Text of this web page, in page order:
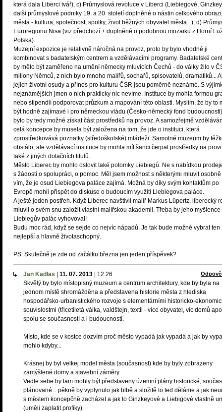
která dala Liberci tvář), c) Průmyslová revoluce v Liberci (Liebiegové,
další průmyslové podniky 19. a 20. století doplněné o nástin celkového
města - kultura, společnost, spolky, život běžných obyvatel města...), d)
Euroregionu Nisa (viz předchozí + doplněné o podobnou mozaiku z Horní
Polska).
Muzejní expozice je relativně náročná na provoz, proto by bylo vhodné ji
kombinovat s badatelským centrem a vzdělávacími programy. Badatelské
by mělo být zaměřeno na umění německy mluvících Čechů - do války žilo v
miliony Němců, z nich bylo mnoho malířů, sochařů, spisovatelů, dramatiků...
jejich životní osudy a přínos pro kulturu ČSR jsou poměrně neznámé. S
nejznámějších jmen o nich prakticky nic nevíme. Instituce by mohla formou
nebo stipendií podporovat průzkum a mapování této oblasti. Myslím, že by to
být hodně zajímavé i pro německou vládu (Česko-německý fond
bylo by tedy možné získat část prostředků na provoz. A samozřejmě
celá koncepce by musela být založena na tom, že jde o instituci, která
zprostředkovává poznatky (středoškolské) mládeži. Samotné muzeum by
obstálo, ale vzdělávací instituce by mohla mít šanci čerpat prostředky na
také z jiných dotačních titulů.
Město Liberec by mohlo oslovit také potomky Liebiegů. Ne s nabídkou
s žádostí o spolupráci, o pomoc. Měl jsem možnost s některými mluvit osobně
vím, že je osud Liebiegova paláce zajímá. Možná by díky svým kontaktům po
Evropě mohli přispět do diskuse o budoucím využití Liebiegova paláce.
A ještě jeden postřeh. Když Liberec navštívil malíř Markus Lüpertz, liberecký
mluvil o svém snu založit vlastní malířskou akademii. Třeba by jeho myšlence
Liebiegův palác vyhovoval!
Budu moc rád, když se sejde co nejvíc nápadů. Je tak bude možné vybrat ten
nejlepší a hlavně životaschopný.
PS: Skutečně je zde od začátku března jen jeden příspěvek?
Jan Kadlas 11. 07. 2013 12:26
Skvělý by bylo místopisný muzeum a centrum architektury, kde by byla na
jednom místě shromážděna a představena historie města z hlediska
hospodářsko-urbanistického rozvoje s elementárními historicko-
souvislostmi (třicetiletá válka, valdštejn, textil - více obyvatel, víc domů
spolu se současností a i budoucností.
Místo, kde se v kostce dozvím proč město vypadá jak vypadá a jak by
mohlo kdyby...
Krásnej by byl velkej model města (současnost) kde by byly zobrazeny
zamýšlené domy a stavební záměry.
Vedle sebe by tam mohly být představeny územní plány historické,
plánované... pěkně by vyplynulo jak blbě a složitě to teď děláme a jak
s městem koncepčně zacházet a jak to Ginzkeyové a Liebigové vlastně
(uměli zaplatit profíky).